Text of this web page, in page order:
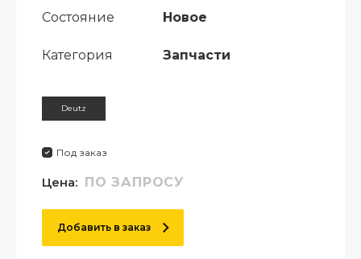
Состояние Новое
Категория Запчасти
Deutz
Под заказ
Цена: ПО ЗАПРОСУ
Добавить в заказ